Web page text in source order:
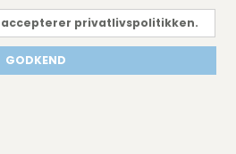
privatlivspolitikken.
GODKEND